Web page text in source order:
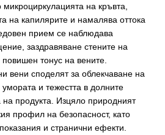
на кръвта,
на капилярите и намалява оттока
прием се наблюдава
заздравяване стените на
тонус на вените.
вени споделят за облекчаване на
и тежестта в долните
продукта. Изцяло природният
профил на безопасност, като
и странични ефекти.